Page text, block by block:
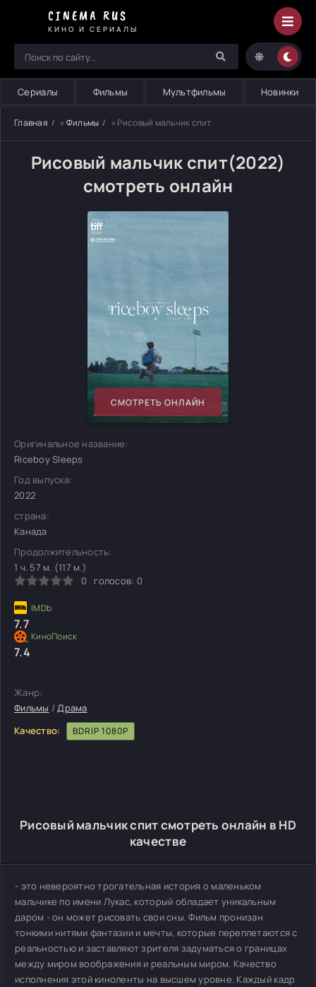
CINEMA RUS
КИНО И СЕРИАЛЫ
Сериалы Фильмы Мультфильмы Новинки
Главная » Фильмы » Рисовый мальчик спит
Рисовый мальчик спит(2022)
смотреть онлайн
СМОТРЕТЬ ОНЛАЙН
Оригинальное название:
Riceboy Sleeps
Год выпуска:
2022
страна:
Канада
Продолжительность:
1 ч. 57 м. (117 м.)
0
голосов: 0
7.7
7.4
Жанр:
Фильмы /Драма
Качество:
BDRIP 1080P
Рисовый мальчик спит смотреть онлайн в HD
качестве
- это невероятно трогательная история о маленьком
мальчике по имени Лукас, который обладает уникальным
даром - он может рисовать свои сны. Фильм пронизан
тонкими нитями фантазии и мечты, которые переплетаются с
реальностью и заставляют зрителя задуматься о границах
между миром воображения и реальным миром. Качество
исполнения этой киноленты на высшем уровне. Каждый кадр